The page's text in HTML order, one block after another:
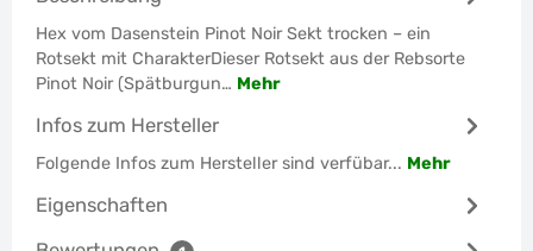
Hex vom Dasenstein Pinot Noir Sekt trocken – ein
Rotsekt mit CharakterDieser Rotsekt aus der Rebsorte
Pinot Noir (Spätburgun… Mehr
Infos zum Hersteller
Folgende Infos zum Hersteller sind verfübar... Mehr
Eigenschaften